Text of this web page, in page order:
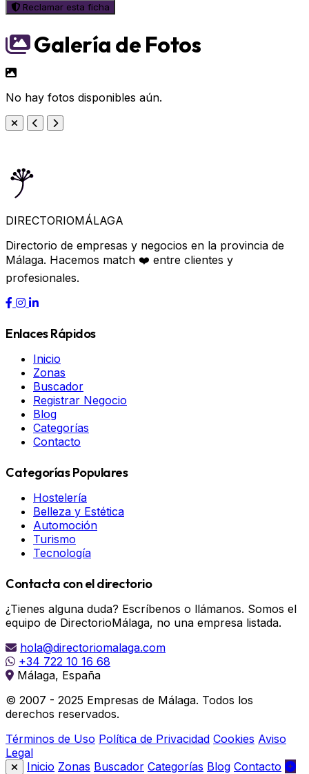
Reclamar esta ficha
Galería de Fotos
No hay fotos disponibles aún.
DIRECTORIOMÁLAGA
Directorio de empresas y negocios en la provincia de
Málaga. Hacemos match ❤️ entre clientes y
profesionales.
Enlaces Rápidos
Inicio
Zonas
Buscador
Registrar Negocio
Blog
Categorías
Contacto
Categorías Populares
Hostelería
Belleza y Estética
Automoción
Turismo
Tecnología
Contacta con el directorio
¿Tienes alguna duda? Escríbenos o llámanos. Somos el
equipo de DirectorioMálaga, no una empresa listada.
hola@directoriomalaga.com
+34 722 10 16 68
Málaga, España
© 2007 - 2025 Empresas de Málaga. Todos los
derechos reservados.
Términos de Uso Política de Privacidad Cookies Aviso
Legal
Inicio Zonas Buscador Categorías Blog Contacto